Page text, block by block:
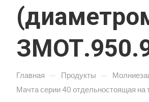
Главная — Продукты —
Мачта серии 40 отдельностоящая